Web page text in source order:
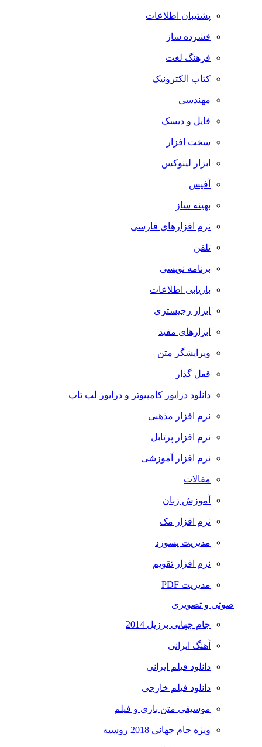
پشتیبان اطلاعات
فشرده ساز
فرهنگ لغت
کتاب الکترونیک
مهندسی
فایل و دیسک
سخت افزار
ابزار لینوکس
آفیس
بهینه ساز
نرم افزارهای فارسی
تلفن
برنامه نویسی
بازیابی اطلاعات
ابزار رجیستری
ابزارهای مفید
ویرایشگر متن
قفل گذار
دانلود درایور کامپیوتر و درایور لپ تاپ
نرم افزار مذهبی
نرم افزار پرتابل
نرم افزار آموزشی
مقالات
آموزش زبان
نرم افزار مک
مدیریت پسورد
نرم افزار تقویم
مدیریت PDF
صوتی و تصویری
جام جهانی برزیل 2014
آهنگ ایرانی
دانلود فیلم ایرانی
دانلود فیلم خارجی
موسیقی متن بازی و فیلم
ویژه جام جهانی 2018 روسیه